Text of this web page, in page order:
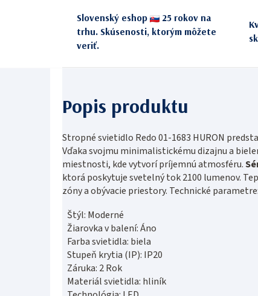
Slovenský eshop
25 rokov na
trhu. Skúsenosti, ktorým môžete
veriť.
Stropné svietidlo Redo 01-1683 HURON
Vďaka svojmu minimalistickému dizajnu a
miestnosti, kde vytvorí príjemnú atmosféru.
ktorá poskytuje svetelný tok 2100 lumenov.
zóny a obývacie priestory. Technické parametre:
Štýl: Moderné
Žiarovka v balení: Áno
Farba svietidla: biela
Stupeň krytia (IP): IP20
Záruka: 2 Rok
Materiál svietidla: hliník